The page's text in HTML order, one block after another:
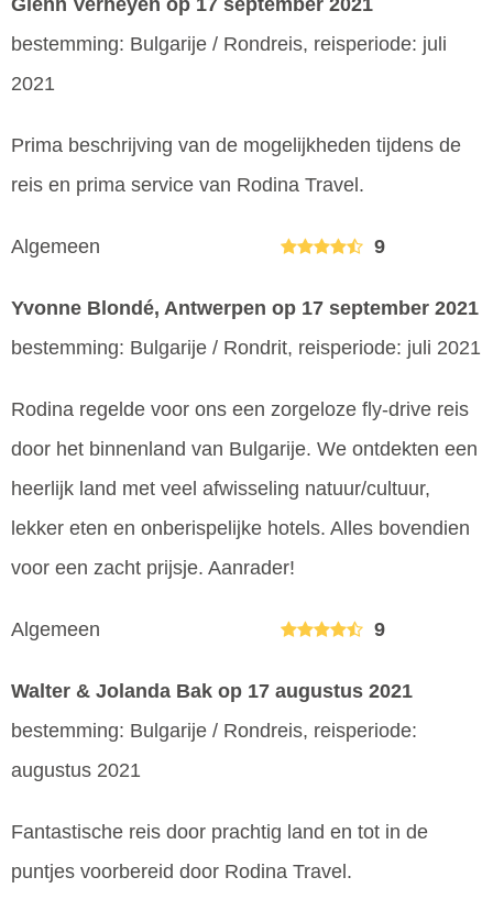
Glenn Verheyen op 17 september 2021
bestemming: Bulgarije / Rondreis, reisperiode: juli
2021
Prima beschrijving van de mogelijkheden tijdens de
reis en prima service van Rodina Travel.
Algemeen 9
Yvonne Blondé, Antwerpen op 17 september 2021
bestemming: Bulgarije / Rondrit, reisperiode: juli 2021
Rodina regelde voor ons een zorgeloze fly-drive reis
door het binnenland van Bulgarije. We ontdekten een
heerlijk land met veel afwisseling natuur/cultuur,
lekker eten en onberispelijke hotels. Alles bovendien
voor een zacht prijsje. Aanrader!
Algemeen 9
Walter & Jolanda Bak op 17 augustus 2021
bestemming: Bulgarije / Rondreis, reisperiode:
augustus 2021
Fantastische reis door prachtig land en tot in de
puntjes voorbereid door Rodina Travel.